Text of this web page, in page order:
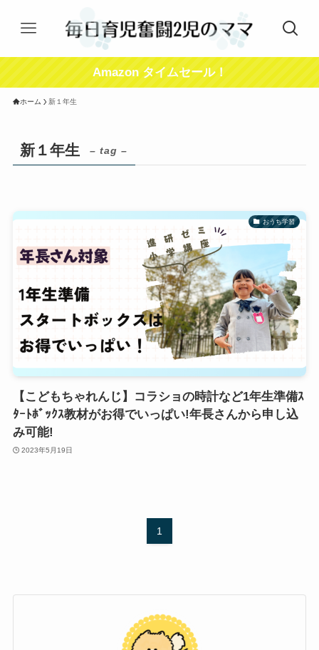
Amazon タイムセール！
ホーム 新１年生
新１年生 – tag –
おうち学習
【こどもちゃれんじ】コラショの時計など1年生準備ｽ
ﾀｰﾄﾎﾞｯｸｽ教材がお得でいっぱい!年長さんから申し込
み可能!
2023年5月19日
1